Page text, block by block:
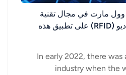
مارت في مجال تقنية
تحديد الهوية بموجات الراديو (RFID) على تطبيق هذه
In early 2022, there was
industry when the